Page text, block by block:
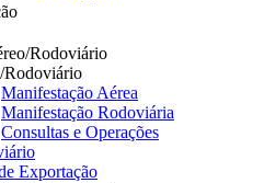
Rodoviário
Rodoviário
Manifestação Aérea
Manifestação Rodoviária
Consultas e Operações
Exportação